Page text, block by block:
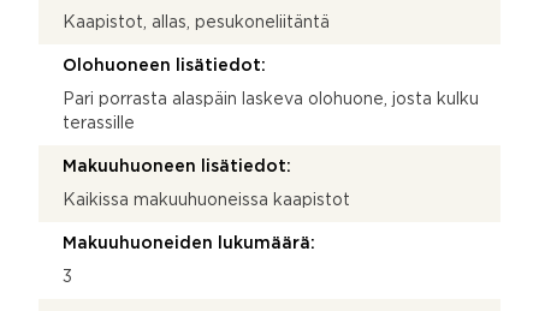
Kaapistot, allas, pesukoneliitäntä
Olohuoneen lisätiedot:
Pari porrasta alaspäin laskeva olohuone, josta kulku
terassille
Makuuhuoneen lisätiedot:
Kaikissa makuuhuoneissa kaapistot
Makuuhuoneiden lukumäärä:
3